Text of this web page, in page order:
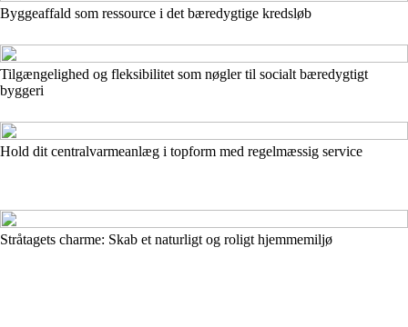
Byggeaffald som ressource i det bæredygtige kredsløb
Tilgængelighed og fleksibilitet som nøgler til socialt bæredygtigt
byggeri
Hold dit centralvarmeanlæg i topform med regelmæssig service
Stråtagets charme: Skab et naturligt og roligt hjemmemiljø